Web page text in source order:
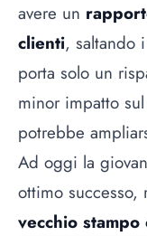
avere un
clienti, saltando
porta solo un
minor impatto
potrebbe
Ad oggi la
ottimo
vecchio